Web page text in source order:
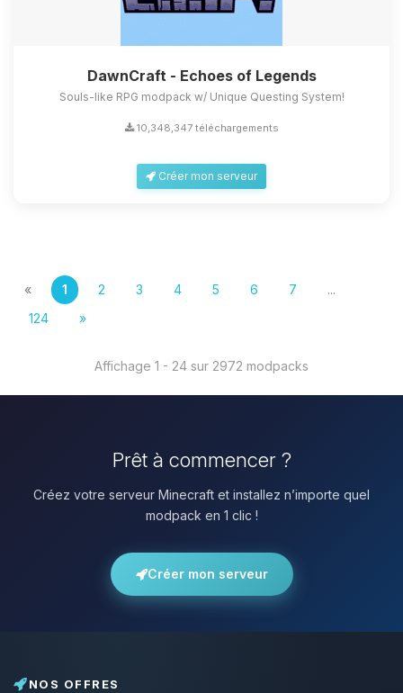
DawnCraft - Echoes of Legends
Souls-like RPG modpack w/ Unique Questing System!
10,348,347 téléchargements
Créer mon serveur
« 1 2 3 4 5 6 7
...
124
»
Affichage 1 - 24 sur 2972 modpacks
Prêt à commencer ?
Créez votre serveur Minecraft et installez n’importe quel
modpack en 1 clic !
Créer mon serveur
NOS OFFRES